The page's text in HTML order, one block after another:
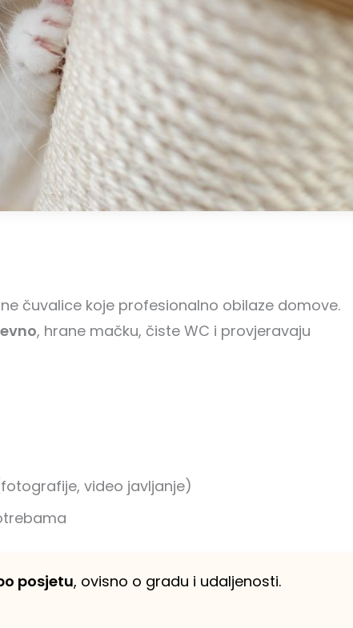
čuvalice koje profesionalno obilaze domove.
, hrane mačku, čiste WC i provjeravaju
video javljanje)
posjetu, ovisno o gradu i udaljenosti.